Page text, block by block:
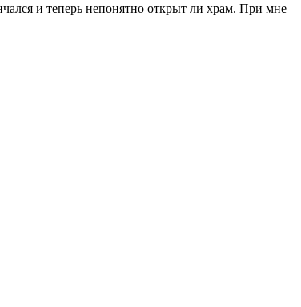
и теперь непонятно открыт ли храм. При мне